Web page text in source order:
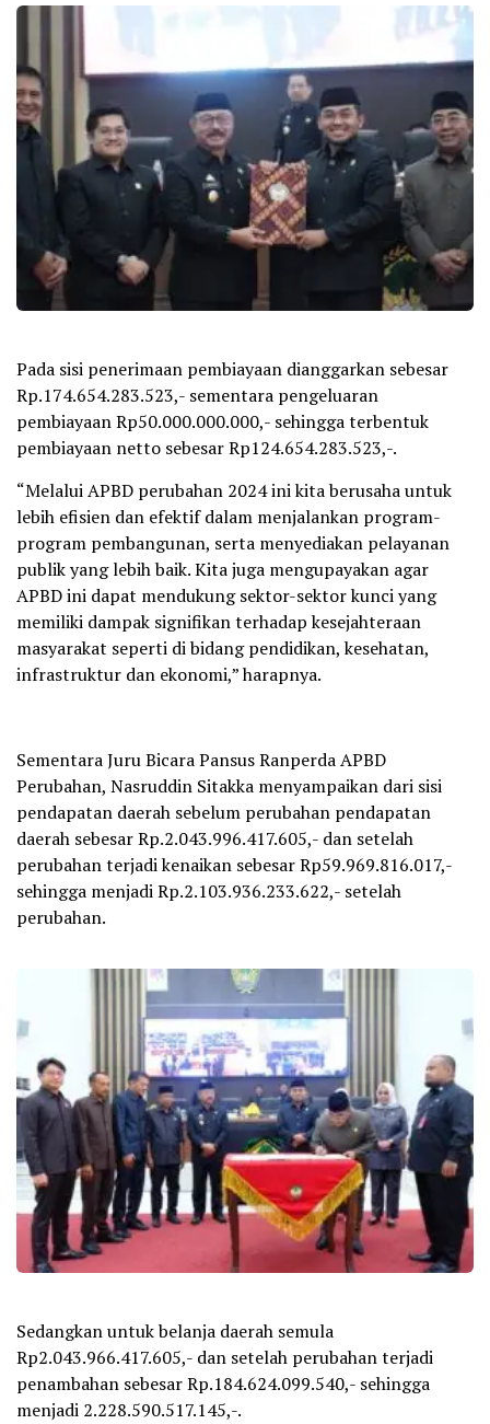
Pada sisi penerimaan pembiayaan dianggarkan sebesar
Rp.174.654.283.523,- sementara pengeluaran
pembiayaan Rp50.000.000.000,- sehingga terbentuk
pembiayaan netto sebesar Rp124.654.283.523,-.
“Melalui APBD perubahan 2024 ini kita berusaha untuk
lebih efisien dan efektif dalam menjalankan program-
program pembangunan, serta menyediakan pelayanan
publik yang lebih baik. Kita juga mengupayakan agar
APBD ini dapat mendukung sektor-sektor kunci yang
memiliki dampak signifikan terhadap kesejahteraan
masyarakat seperti di bidang pendidikan, kesehatan,
infrastruktur dan ekonomi,” harapnya.
Sementara Juru Bicara Pansus Ranperda APBD
Perubahan, Nasruddin Sitakka menyampaikan dari sisi
pendapatan daerah sebelum perubahan pendapatan
daerah sebesar Rp.2.043.996.417.605,- dan setelah
perubahan terjadi kenaikan sebesar Rp59.969.816.017,-
sehingga menjadi Rp.2.103.936.233.622,- setelah
perubahan.
Sedangkan untuk belanja daerah semula
Rp2.043.966.417.605,- dan setelah perubahan terjadi
penambahan sebesar Rp.184.624.099.540,- sehingga
menjadi 2.228.590.517.145,-.